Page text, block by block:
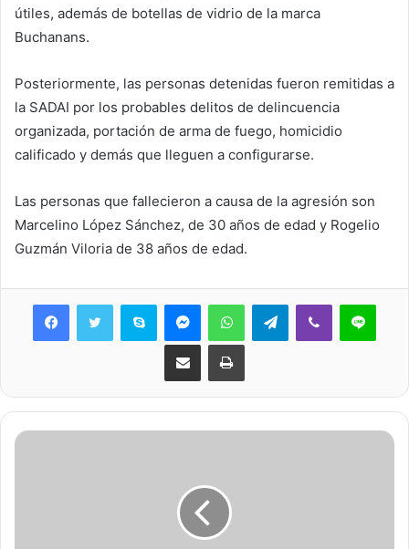
útiles, además de botellas de vidrio de la marca
Buchanans.
Posteriormente, las personas detenidas fueron remitidas a
la SADAI por los probables delitos de delincuencia
organizada, portación de arma de fuego, homicidio
calificado y demás que lleguen a configurarse.
Las personas que fallecieron a causa de la agresión son
Marcelino López Sánchez, de 30 años de edad y Rogelio
Guzmán Viloria de 38 años de edad.
Skype MessengerWhatsAppTelegramViber Line
Share via Email Print